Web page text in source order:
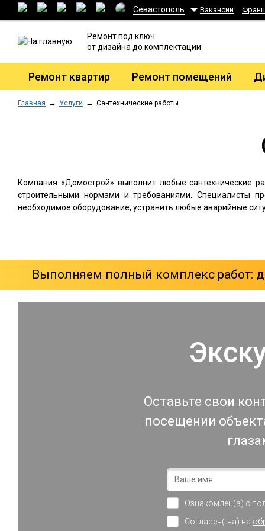
Севастополь Вакансии
Ремонт под ключ:
от дизайна до комплектации
Ремонт квартир Ремонт помещений
Главная Услуги Сантехнические работы
Компания «Домострой» выполнит любые сантехнические
строительными нормами и требованиями. Специалисты
необходимое оборудование, устранить любые аварийные
Выполняем полный комплекс работ:
Оставьте свои
посещении
Ознакомлен(а) с
Согласен(-на) на